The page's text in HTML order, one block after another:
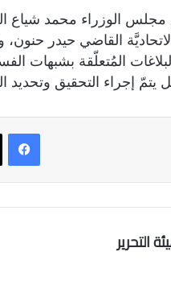
الوزراء محمد شياع
القاضي حيدر حنون،
المُتعلّقة بشبهات
إجراء التحقيق وتحديد
التحرير